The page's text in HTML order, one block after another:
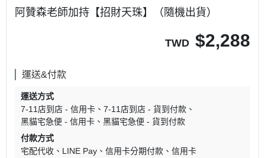
阿贊森老師加持【招財天珠】（隨機出貨）
TWD $2,288
運送&付款
運送方式
7-11店到店 - 信用卡
7-11店到店 - 貨到付款
黑貓宅急便 - 信用卡
黑貓宅急便 - 貨到付款
付款方式
宅配代收
LINE Pay 信用卡分期付款 信用卡